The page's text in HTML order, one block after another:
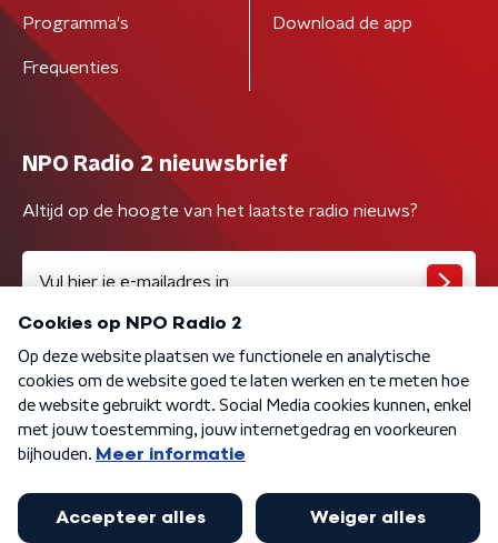
Programma's
Frequenties
Download de app
NPO Radio 2 nieuwsbrief
Altijd op de hoogte van het laatste radio nieuws?
Algemene voorwaarden